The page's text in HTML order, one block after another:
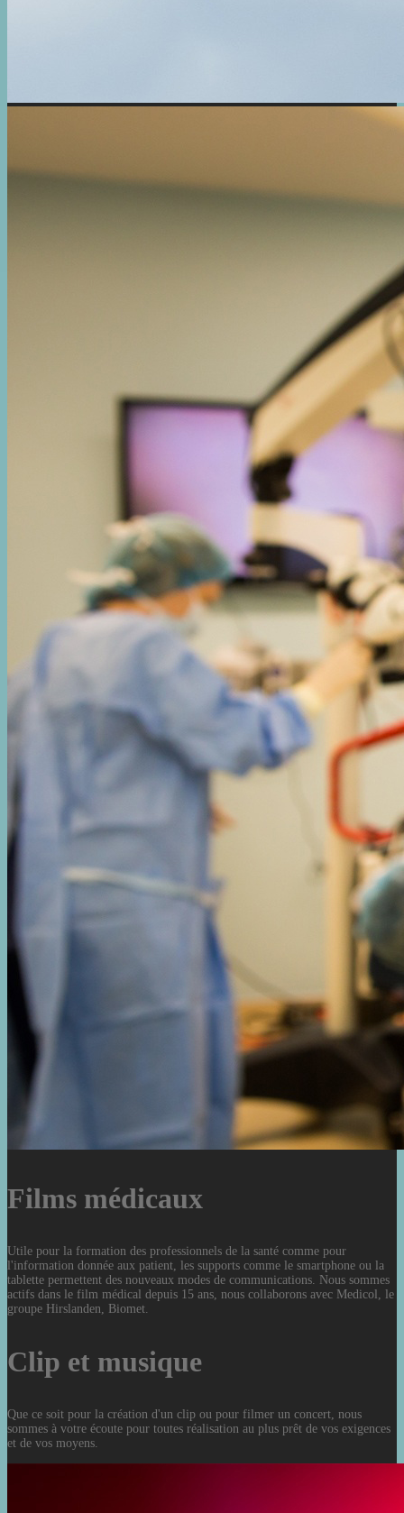
Films médicaux
Utile pour la formation des professionnels de la santé comme pour
l'information donnée aux patient, les supports comme le smartphone ou la
tablette permettent des nouveaux modes de communications. Nous sommes
actifs dans le film médical depuis 15 ans, nous collaborons avec Medicol, le
groupe Hirslanden, Biomet.
Clip et musique
Que ce soit pour la création d'un clip ou pour filmer un concert, nous
sommes à votre écoute pour toutes réalisation au plus prêt de vos exigences
et de vos moyens.